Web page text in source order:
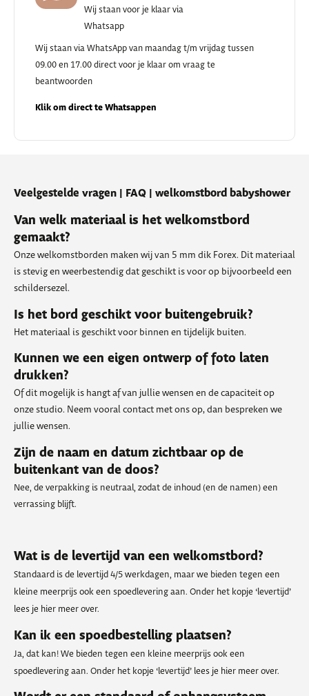
Wij staan voor je klaar via
Whatsapp
Wij staan via WhatsApp van maandag t/m vrijdag tussen
09.00 en 17.00 direct voor je klaar om vraag te
beantwoorden
Klik om direct te Whatsappen
Veelgestelde vragen | FAQ | welkomstbord babyshower
Van welk materiaal is het welkomstbord
gemaakt?
Onze welkomstborden maken wij van 5 mm dik Forex. Dit materiaal
is stevig en weerbestendig dat geschikt is voor op bijvoorbeeld een
schildersezel.
Is het bord geschikt voor buitengebruik?
Het materiaal is geschikt voor binnen en tijdelijk buiten.
Kunnen we een eigen ontwerp of foto laten
drukken?
Of dit mogelijk is hangt af van jullie wensen en de capaciteit op
onze studio. Neem vooral contact met ons op, dan bespreken we
jullie wensen.
Zijn de naam en datum zichtbaar op de
buitenkant van de doos?
Nee, de verpakking is neutraal, zodat de inhoud (en de namen) een
verrassing blijft.
Wat is de levertijd van een welkomstbord?
Standaard is de levertijd 4/5 werkdagen, maar we bieden tegen een
kleine meerprijs ook een spoedlevering aan. Onder het kopje ‘levertijd’
lees je hier meer over.
Kan ik een spoedbestelling plaatsen?
Ja, dat kan! We bieden tegen een kleine meerprijs ook een
spoedlevering aan. Onder het kopje ‘levertijd’ lees je hier meer over.